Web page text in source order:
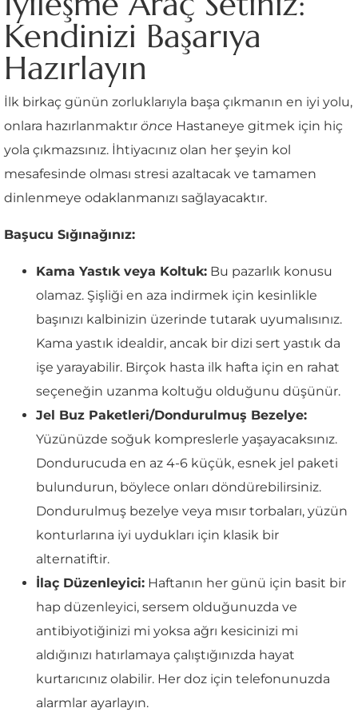
Kendinizi Başarıya
Hazırlayın
İlk birkaç günün zorluklarıyla başa çıkmanın en iyi yolu,
onlara hazırlanmaktır önce Hastaneye gitmek için hiç
yola çıkmazsınız. İhtiyacınız olan her şeyin kol
mesafesinde olması stresi azaltacak ve tamamen
dinlenmeye odaklanmanızı sağlayacaktır.
Başucu Sığınağınız:
Kama Yastık veya Koltuk: Bu pazarlık konusu
olamaz. Şişliği en aza indirmek için kesinlikle
başınızı kalbinizin üzerinde tutarak uyumalısınız.
Kama yastık idealdir, ancak bir dizi sert yastık da
işe yarayabilir. Birçok hasta ilk hafta için en rahat
seçeneğin uzanma koltuğu olduğunu düşünür.
Jel Buz Paketleri/Dondurulmuş Bezelye:
Yüzünüzde soğuk kompreslerle yaşayacaksınız.
Dondurucuda en az 4-6 küçük, esnek jel paketi
bulundurun, böylece onları döndürebilirsiniz.
Dondurulmuş bezelye veya mısır torbaları, yüzün
konturlarına iyi uydukları için klasik bir
alternatiftir.
İlaç Düzenleyici: Haftanın her günü için basit bir
hap düzenleyici, sersem olduğunuzda ve
antibiyotiğinizi mi yoksa ağrı kesicinizi mi
aldığınızı hatırlamaya çalıştığınızda hayat
kurtarıcınız olabilir. Her doz için telefonunuzda
alarmlar ayarlayın.